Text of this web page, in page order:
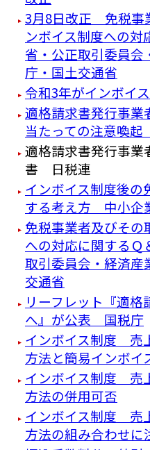
3月8日改正 免税事
ンボイス制度への
省・公正取引委員会
庁・国土交通省
令和3年がインボイ
適格請求書発行事業
当たっての注意喚
適格請求書発行事業
書 日税連
インボイス制度後の
する考え方 中小企
免税事業者及びその
への対応に関する
取引委員会・経済産
交通省
リーフレット『適
へ』が公表 国税庁
インボイス制度 売
方法と簡易インボイ
インボイス制度 売
方法の併用可否
インボイス制度 売
方法の組み合わせに